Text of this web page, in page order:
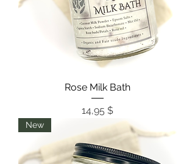
Rose Milk Bath
Цена
14,95 $
New